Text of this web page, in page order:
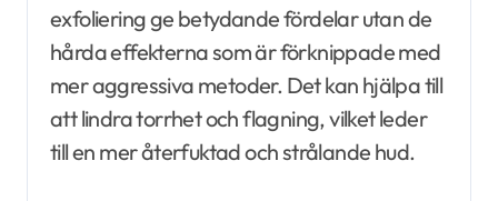
exfoliering ge betydande fördelar utan de
hårda effekterna som är förknippade med
mer aggressiva metoder. Det kan hjälpa till
att lindra torrhet och flagning, vilket leder
till en mer återfuktad och strålande hud.